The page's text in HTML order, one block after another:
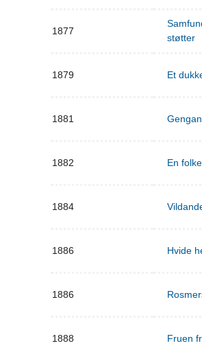
1877
støtter
1879 Et
1881
1882 En
1884
1886 Hvide
1886
1888 Fruen